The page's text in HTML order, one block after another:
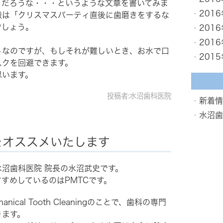
ろうな・・・というような文章を書いてみま
「クリスマスパーティ直後に歯磨きをするな
ょう。
のですが、もしそれが難しいとき、お水で口
を回避できます。
ます。
投稿者:水沼歯科医院
ススメいたします
歯科医院 院長の水沼武史です。
めしているのはPMTCです。
Tooth Cleaningのことで、歯科の専門
す。
2016
2016
2016
2015
新着
水沼